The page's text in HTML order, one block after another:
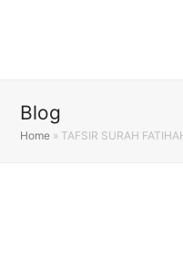
Blog
Home » TAFSIR SURAH